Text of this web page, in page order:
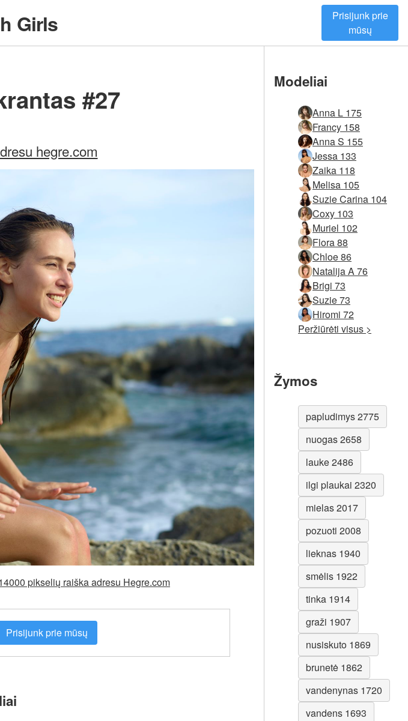
Girls
Prisijunk prie
mūsų
#27
hegre.com
pikselių raiška adresu Hegre.com
Prisijunk prie mūsų
Modeliai
Anna L 175
Francy 158
Anna S 155
Jessa 133
Zaika 118
Melisa 105
Suzie Carina 104
Coxy 103
Muriel 102
Flora 88
Chloe 86
Natalija A 76
Brigi 73
Suzie 73
Hiromi 72
Peržiūrėti visus >
Žymos
papludimys 2775
nuogas 2658
lauke 2486
ilgi plaukai 2320
mielas 2017
pozuoti 2008
lieknas 1940
smėlis 1922
tinka 1914
graži 1907
nusiskuto 1869
brunetė 1862
vandenynas 1720
vandens 1693